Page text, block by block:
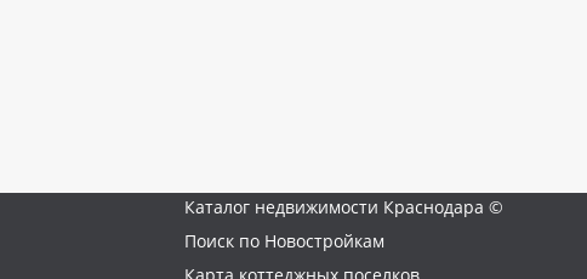
Каталог недвижимости Краснодара ©
Поиск по Новостройкам